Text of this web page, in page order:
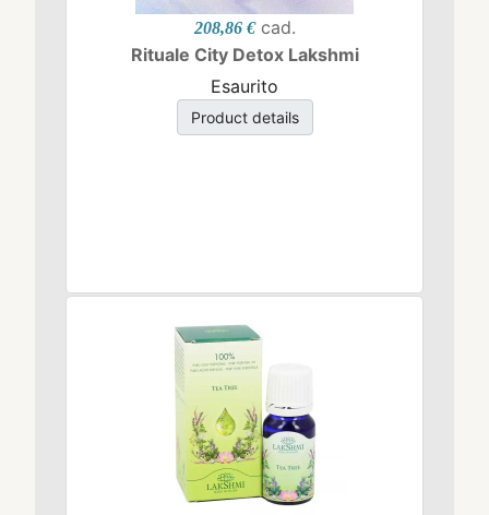
208,86 € cad.
Rituale City Detox Lakshmi
Esaurito
Product details